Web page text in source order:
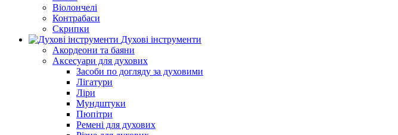
Віолончелі
Контрабаси
Скрипки
Духові інструменти
Акордеони та баяни
Аксесуари для духових
Засоби по догляду за духовими
Лігатури
Ліри
Мундштуки
Пюпітри
Ремені для духових